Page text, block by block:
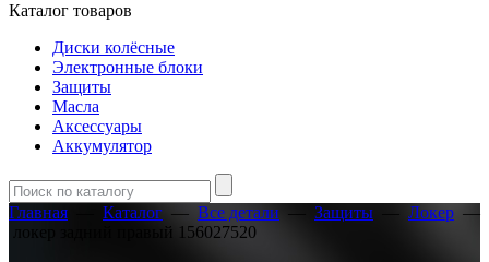
Каталог товаров
Диски колёсные
Электронные блоки
Защиты
Масла
Аксессуары
Аккумулятор
Главная Каталог — Все детали — Защиты — Локер —
локер задний правый 156027520